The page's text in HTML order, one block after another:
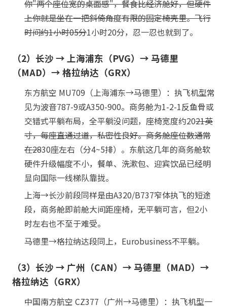
你"两个座位宽的桌面感"，餐食比经济舱好，但硬件
上你就是坐在一把斜倚角度有限的固定椅壳里。飞行
时间约1小时05分1小时20分，忍一忍也就到了。
（2）长沙 → 上海浦东（PVG）→ 马德里
（MAD）→ 格拉纳达（GRX）
东方航空 MU709（上海浦东→马德里）：执飞机型常
见为波音787-9或A350-900。商务舱为1-2-1反鱼骨或
交错式平躺布局，全平躺没问题，座椅宽度约2021英
寸，每座直通过道，私密性良好。商务舱座位数通常
在2830座左右（分4~5排）。东航这几年的商务舱软
硬件升级幅度不小，餐单、洗漱包、迎宾饮品已经明
显向国际一线梯队靠拢。
上海→长沙前段同样是由A320/B737窄体执飞的短途
段，商务舱即前舱大间距座椅，无平躺可言，但2小
时左右也不至于难受。
马德里→格拉纳达段同上，Eurobusiness不平躺。
（3）长沙 → 广州（CAN）→ 马德里（MAD）→
格拉纳达（GRX）
中国南方航空 CZ377（广州→马德里）：执飞机型一